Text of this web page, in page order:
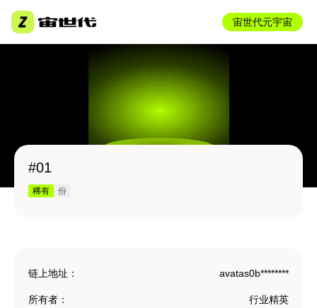
宙世代元宇宙
#01
稀有 份
链上地址： avatas0b********
所有者： 行业精英